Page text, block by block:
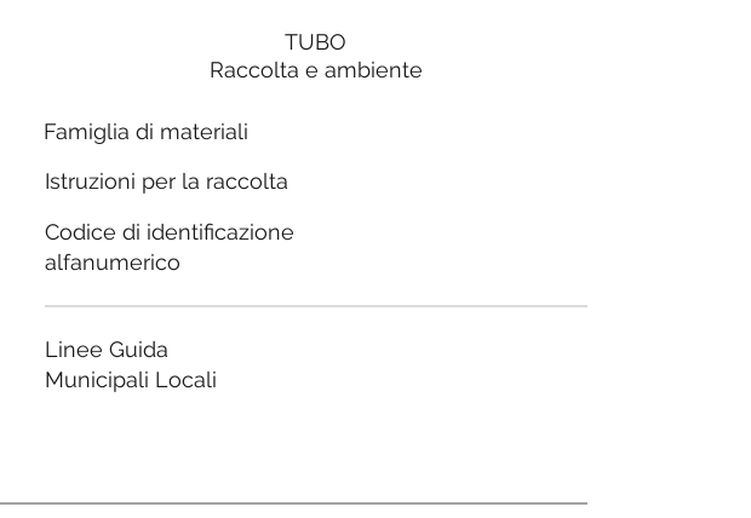
TUBO
Raccolta e ambiente
Famiglia di materiali
Istruzioni per la raccolta
Codice di identificazione
alfanumerico
Linee Guida
Municipali Locali